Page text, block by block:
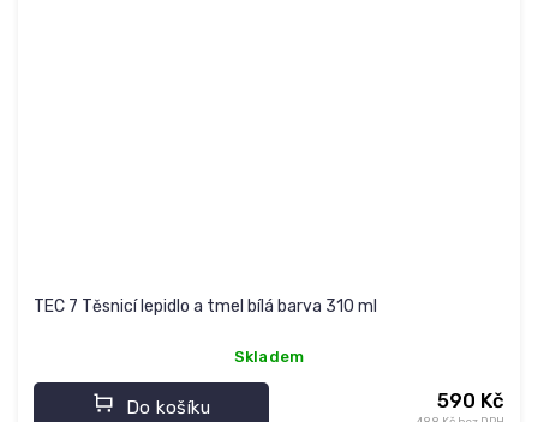
TEC 7 Těsnicí lepidlo a tmel bílá barva 310 ml
Skladem
590 Kč
Do košíku